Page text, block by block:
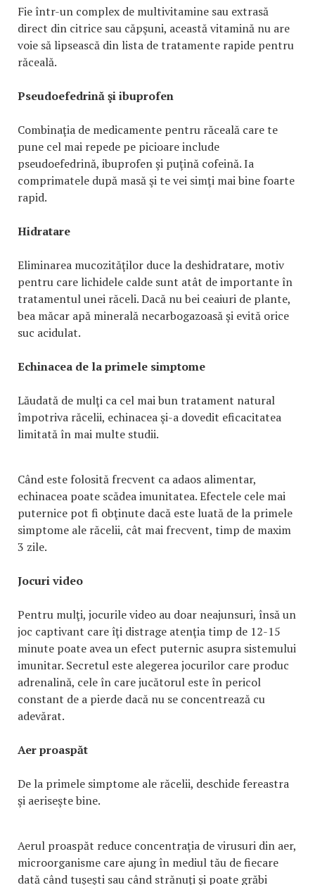
Fie într-un complex de multivitamine sau extrasă
direct din citrice sau căpşuni, această vitamină nu are
voie să lipsească din lista de tratamente rapide pentru
răceală.
Pseudoefedrină şi ibuprofen
Combinaţia de medicamente pentru răceală care te
pune cel mai repede pe picioare include
pseudoefedrină, ibuprofen şi puţină cofeină. Ia
comprimatele după masă şi te vei simţi mai bine foarte
rapid.
Hidratare
Eliminarea mucozităţilor duce la deshidratare, motiv
pentru care lichidele calde sunt atât de importante în
tratamentul unei răceli. Dacă nu bei ceaiuri de plante,
bea măcar apă minerală necarbogazoasă şi evită orice
suc acidulat.
Echinacea de la primele simptome
Lăudată de mulţi ca cel mai bun tratament natural
împotriva răcelii, echinacea şi-a dovedit eficacitatea
limitată în mai multe studii.
Când este folosită frecvent ca adaos alimentar,
echinacea poate scădea imunitatea. Efectele cele mai
puternice pot fi obţinute dacă este luată de la primele
simptome ale răcelii, cât mai frecvent, timp de maxim
3 zile.
Jocuri video
Pentru mulţi, jocurile video au doar neajunsuri, însă un
joc captivant care îţi distrage atenţia timp de 12-15
minute poate avea un efect puternic asupra sistemului
imunitar. Secretul este alegerea jocurilor care produc
adrenalină, cele în care jucătorul este în pericol
constant de a pierde dacă nu se concentrează cu
adevărat.
Aer proaspăt
De la primele simptome ale răcelii, deschide fereastra
şi aeriseşte bine.
Aerul proaspăt reduce concentraţia de virusuri din aer,
microorganisme care ajung în mediul tău de fiecare
dată când tuşeşti sau când strănuţi şi poate grăbi